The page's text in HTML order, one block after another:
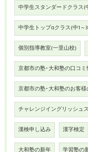
中学生スタンダードクラス(
中学生トップαクラス(中1
個別指導教室(一里山校)
京都市の塾･大和塾の口コ
京都市の塾･大和塾のお客
チャレンジイングリッシュ
漢検申し込み 漢字検定
大和塾の新年 学習塾の